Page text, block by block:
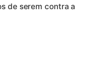
de serem contra a